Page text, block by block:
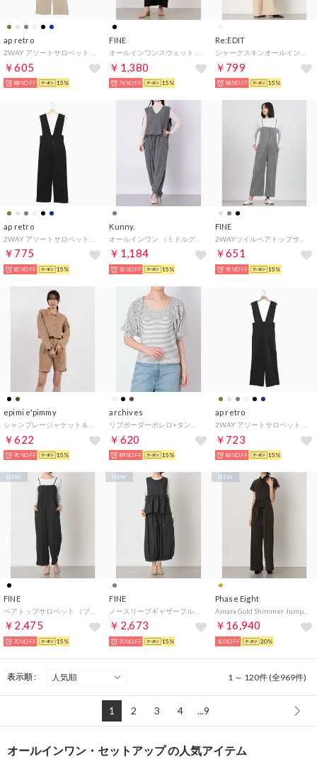
ap retro
￥605
88%OFF 15%
FINE
￥1,380
76%OFF 15%
Re:EDIT
￥799
88%OFF 15%
ap retro
￥775
85%OFF 15%
Kunny.
￥1,184
92%OFF 15%
FINE
2WAYツイルベアトップサロペット （グレー）
￥651
91%OFF 15%
epimi e'pimmy
￥622
91%OFF 15%
archives
￥620
89%OFF 15%
ap retro
￥723
86%OFF 15%
FINE
￥2,475
NEW
70%OFF 15%
FINE
￥2,673
NEW
70%OFF 15%
Phase Eight
Amara Gold Shimmer Jumpsuit （Black）
￥16,940
NEW
60%OFF 20%
表示順 : 1 ～ 120件 (全969件)
1 2 3 4 ...9
オールインワン・セットアップ の人気アイテム